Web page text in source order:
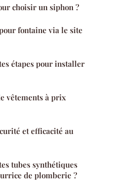
choisir un siphon ?
fontaine via le site
étapes pour installer
vêtements à prix
et efficacité au
tubes synthétiques
de plomberie ?